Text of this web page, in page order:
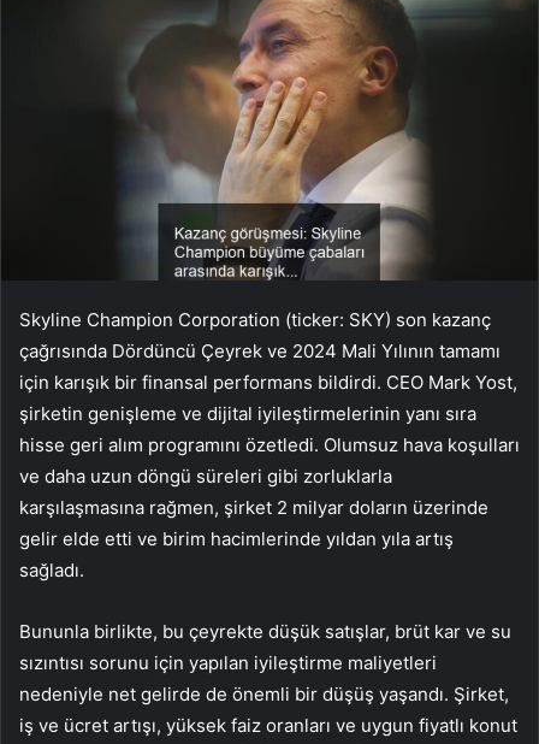
Skyline Champion Corporation (ticker: SKY) son kazanç
çağrısında Dördüncü Çeyrek ve 2024 Mali Yılının tamamı
için karışık bir finansal performans bildirdi. CEO Mark Yost,
şirketin genişleme ve dijital iyileştirmelerinin yanı sıra
hisse geri alım programını özetledi. Olumsuz hava koşulları
ve daha uzun döngü süreleri gibi zorluklarla
karşılaşmasına rağmen, şirket 2 milyar doların üzerinde
gelir elde etti ve birim hacimlerinde yıldan yıla artış
sağladı.
Bununla birlikte, bu çeyrekte düşük satışlar, brüt kar ve su
sızıntısı sorunu için yapılan iyileştirme maliyetleri
nedeniyle net gelirde de önemli bir düşüş yaşandı. Şirket,
iş ve ücret artışı, yüksek faiz oranları ve uygun fiyatlı konut